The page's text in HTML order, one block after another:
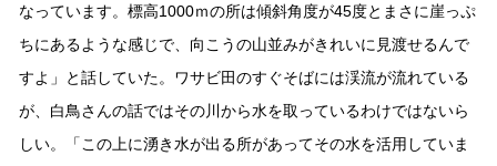
なっています。標高1000ｍの所は傾斜角度が45度とまさに崖っぷ
ちにあるような感じで、向こうの山並みがきれいに見渡せるんで
すよ」と話していた。ワサビ田のすぐそばには渓流が流れている
が、白鳥さんの話ではその川から水を取っているわけではないら
しい。「この上に湧き水が出る所があってその水を活用していま